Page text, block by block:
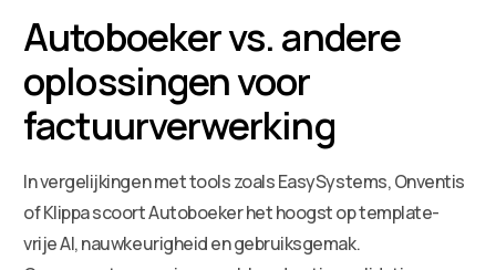
Autoboeker vs. andere
oplossingen voor
factuurverwerking
In vergelijkingen met tools zoals EasySystems, Onventis
of Klippa scoort Autoboeker het hoogst op template-
vrije AI, nauwkeurigheid en gebruiksgemak.